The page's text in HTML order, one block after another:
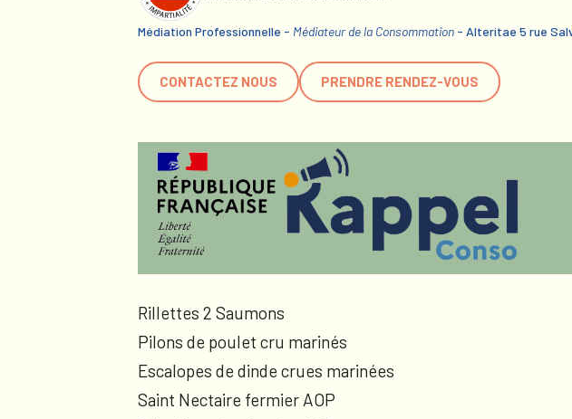
Médiation Professionnelle - Médiateur de la Consommation - Alteritae 5 rue
CONTACTEZ NOUS PRENDRE RENDEZ-VOUS
Rillettes 2 Saumons
Pilons de poulet cru marinés
Escalopes de dinde crues marinées
Saint Nectaire fermier AOP